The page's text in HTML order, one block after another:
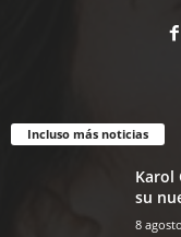
Incluso más noticias
Karol
su
8